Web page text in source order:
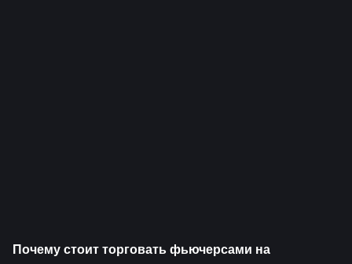
Почему стоит торговать фьючерсами на